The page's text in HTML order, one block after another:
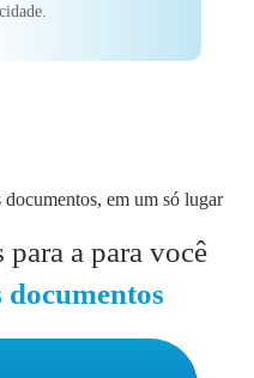
documentos, em um só lugar
a para você
documentos